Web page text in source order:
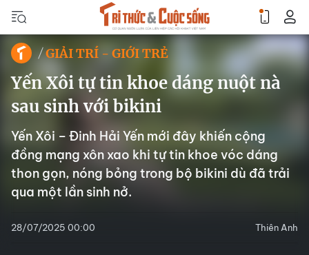
GIẢI TRÍ - GIỚI TRẺ
Yến Xôi tự tin khoe dáng nuột nà
sau sinh với bikini
Yến Xôi – Đinh Hải Yến mới đây khiến cộng
đồng mạng xôn xao khi tự tin khoe vóc dáng
thon gọn, nóng bỏng trong bộ bikini dù đã trải
qua một lần sinh nở.
28/07/2025 00:00 Thiên Anh